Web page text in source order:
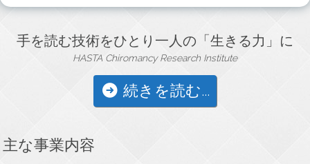
手を読む技術をひとり一人の「生きる力」に
HASTA Chiromancy Research Institute
続きを読む...
主な事業内容